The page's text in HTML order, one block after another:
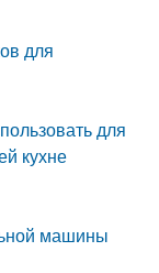
для
для
кухне
машины